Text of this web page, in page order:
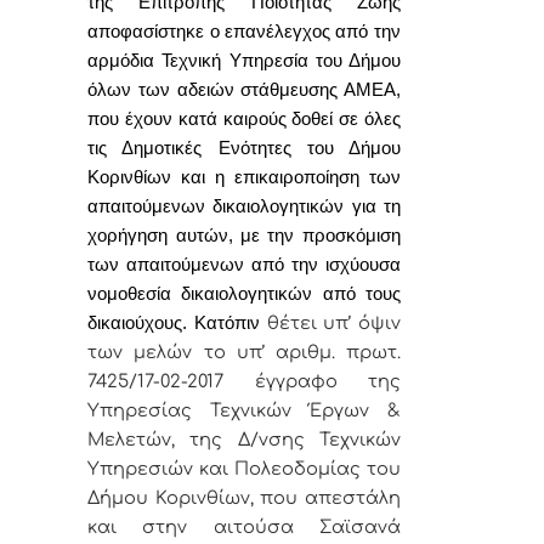
αποφασίστηκε ο επανέλεγχος από την
αρμόδια Τεχνική Υπηρεσία του Δήμου
όλων των αδειών στάθμευσης ΑΜΕΑ,
που έχουν κατά καιρούς δοθεί σε όλες
τις Δημοτικές Ενότητες του Δήμου
Κορινθίων και η επικαιροποίηση των
απαιτούμενων δικαιολογητικών για τη
χορήγηση αυτών, με την προσκόμιση
των απαιτούμενων από την ισχύουσα
νομοθεσία δικαιολογητικών από τους
δικαιούχους. Κατόπιν θέτει υπ’ όψιν
των μελών το υπ’ αριθμ. πρωτ.
7425/17-02-2017 έγγραφο της
Υπηρεσίας Τεχνικών Έργων &
Μελετών, της Δ/νσης Τεχνικών
Υπηρεσιών και Πολεοδομίας του
Δήμου Κορινθίων, που απεστάλη
και στην αιτούσα Σαϊσανά